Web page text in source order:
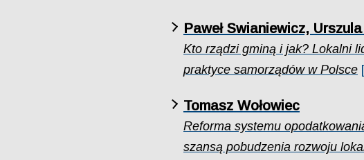
Paweł Swianiewicz,
Kto rządzi gminą i jak? Lokalni
praktyce samorządów w Polsce
Tomasz Wołowiec
Reforma systemu
szansą pobudzenia rozwoju